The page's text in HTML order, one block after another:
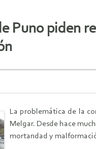
Puno piden
La problemática de la
Melgar. Desde hace
mortandad y